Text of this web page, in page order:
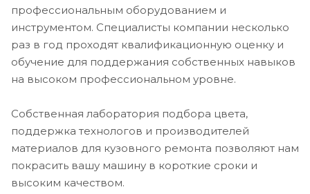
профессиональным оборудованием и
инструментом. Специалисты компании несколько
раз в год проходят квалификационную оценку и
обучение для поддержания собственных навыков
на высоком профессиональном уровне.
Собственная лаборатория подбора цвета,
поддержка технологов и производителей
материалов для кузовного ремонта позволяют нам
покрасить вашу машину в короткие сроки и
высоким качеством.